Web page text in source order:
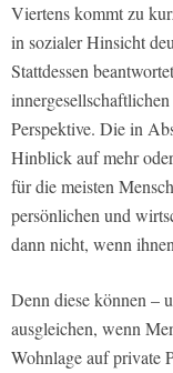
Viertens kommt zu
in sozialer Hinsicht
Stattdessen
Perspektive. Die in
Hinblick auf mehr
für die meisten
persönlichen und
dann nicht, wenn
Denn diese können –
ausgleichen, wenn
Wohnlage auf private